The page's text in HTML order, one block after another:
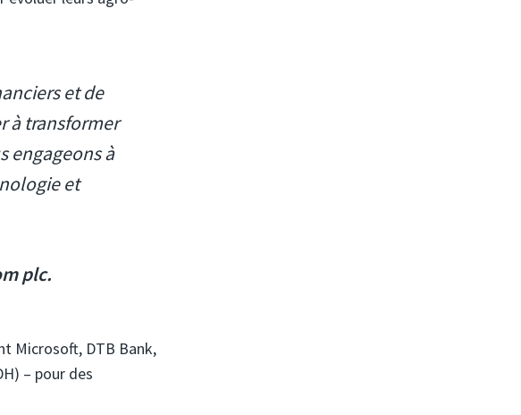
et de
à transformer
engageons à
et
plc.
Microsoft, DTB Bank,
– pour des